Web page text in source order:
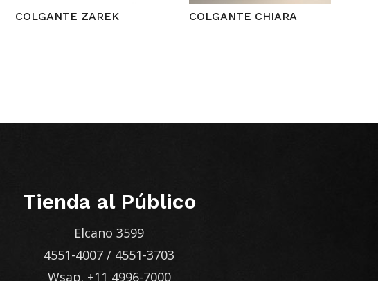
COLGANTE ZAREK COLGANTE CHIARA
Tienda al Público
Elcano 3599
4551-4007 / 4551-3703
Wsap. +11 4996-7000